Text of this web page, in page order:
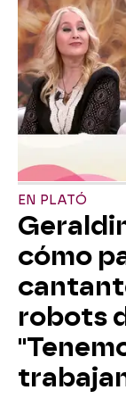
EN PLATÓ
cómo
robots